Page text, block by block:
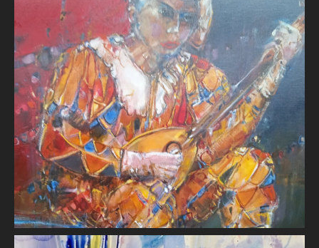
L'arlequinade
Jean-Claude RETIF